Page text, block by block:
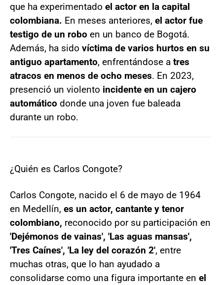
que ha experimentado el actor en la capital
colombiana. En meses anteriores, el actor fue
testigo de un robo en un banco de Bogotá.
Además, ha sido víctima de varios hurtos en su
antiguo apartamento, enfrentándose a tres
atracos en menos de ocho meses. En 2023,
presenció un violento incidente en un cajero
automático donde una joven fue baleada
durante un robo.
¿Quién es Carlos Congote?
Carlos Congote, nacido el 6 de mayo de 1964
en Medellín, es un actor, cantante y tenor
colombiano, reconocido por su participación en
'Dejémonos de vainas', 'Las aguas mansas',
'Tres Caínes', 'La ley del corazón 2', entre
muchas otras, que lo han ayudado a
consolidarse como una figura importante en el